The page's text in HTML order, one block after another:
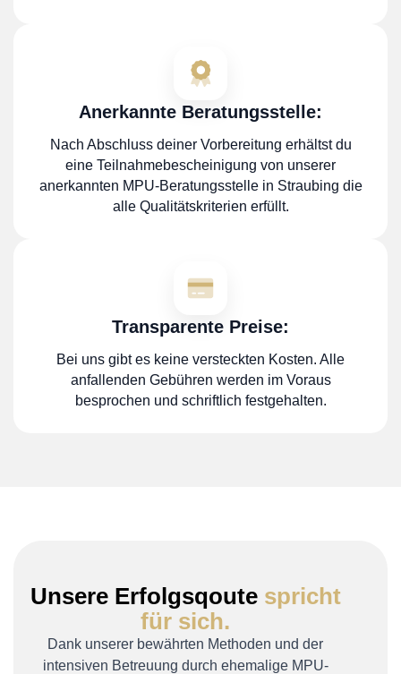
Anerkannte Beratungsstelle:
Nach Abschluss deiner Vorbereitung erhältst du
eine Teilnahmebescheinigung von unserer
anerkannten MPU-Beratungsstelle in Straubing die
alle Qualitätskriterien erfüllt.
Transparente Preise:
Bei uns gibt es keine versteckten Kosten. Alle
anfallenden Gebühren werden im Voraus
besprochen und schriftlich festgehalten.
Unsere Erfolgsqoutespricht
für sich.
Dank unserer bewährten Methoden und der
intensiven Betreuung durch ehemalige MPU-